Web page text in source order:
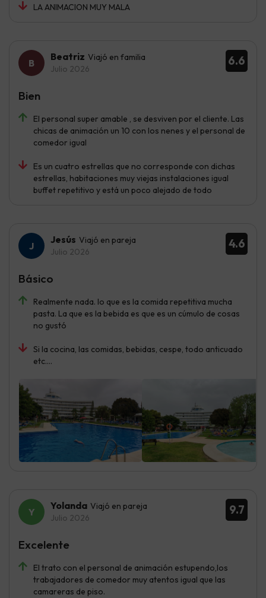
LA ANIMACION MUY MALA
6.6
Beatriz Viajó en familia
Julio 2026
El personal super amable , se desviven por el cliente. Las
chicas de animación un 10 con los nenes y el personal de
comedor igual
Es un cuatro estrellas que no corresponde con dichas
estrellas, habitaciones muy viejas instalaciones igual
buffet repetitivo y está un poco alejado de todo
Bien
4.6
Jesús Viajó en pareja
Julio 2026
Realmente nada. lo que es la comida repetitiva mucha
pasta. La que es la bebida es que es un cúmulo de cosas
no gustó
Si la cocina, las comidas, bebidas, cespe, todo anticuado
etc....
Básico
9.7
Yolanda Viajó en pareja
Julio 2026
El trato con el personal de animación estupendo,los
trabajadores de comedor muy atentos igual que las
camareras de piso.
Excelente